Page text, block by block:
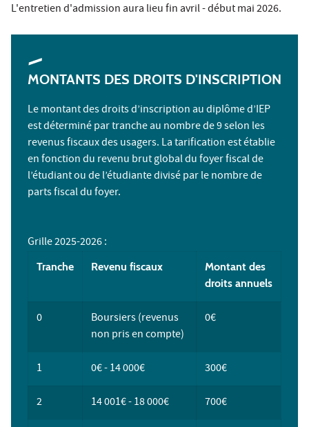
L'entretien d'admission aura lieu fin avril - début mai 2026.
MONTANTS DES DROITS D'INSCRIPTION
Le montant des droits d’inscription au diplôme d’IEP
est déterminé par tranche au nombre de 9 selon les
revenus fiscaux des usagers. La tarification est établie
en fonction du revenu brut global du foyer fiscal de
l’étudiant ou de l’étudiante divisé par le nombre de
parts fiscal du foyer.
Grille 2025-2026 :
Tranche Revenu fiscaux
Montant des
droits annuels
0
Boursiers (revenus
non pris en compte)
0€
1 0€ - 14 000€ 300€
2 14 001€ - 18 000€ 700€